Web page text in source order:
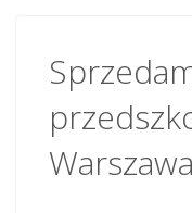
Warszawa